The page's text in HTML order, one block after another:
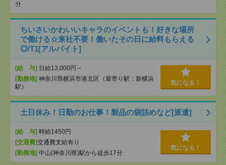
分
ちいさいかわいいキャラのイベントも！好きな場所
で働ける☆来社不要！働いたその日に給料もらえる
◎/T1[アルバイト]
[給 与] 日給13,000円～
[勤務地] 神奈川県横浜市港北区（最寄り駅：新横浜
駅）
気になる！
土日休み！日勤のお仕事！製品の袋詰めなど[派遣]
[給 与] 時給1450円
[交通費]交通費支給有り
[勤務地] 中山(神奈川県)駅から徒歩17分
気になる！